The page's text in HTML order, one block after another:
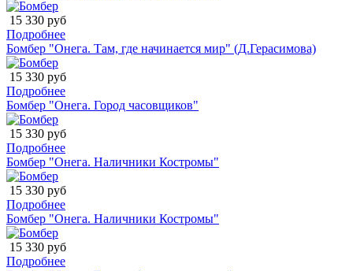
15 330 руб
Подробнее
Бомбер "Онега. Там, где начинается мир" (Д.Герасимова)
15 330 руб
Подробнее
Бомбер "Онега. Город часовщиков"
15 330 руб
Подробнее
Бомбер "Онега. Наличники Костромы"
15 330 руб
Подробнее
Бомбер "Онега. Наличники Костромы"
15 330 руб
Подробнее